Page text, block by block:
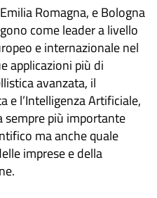
Romagna, e Bologna
come leader a livello
e internazionale nel
applicazioni più di
avanzata, il
e l’Intelligenza Artificiale,
più importante
ma anche quale
imprese e della